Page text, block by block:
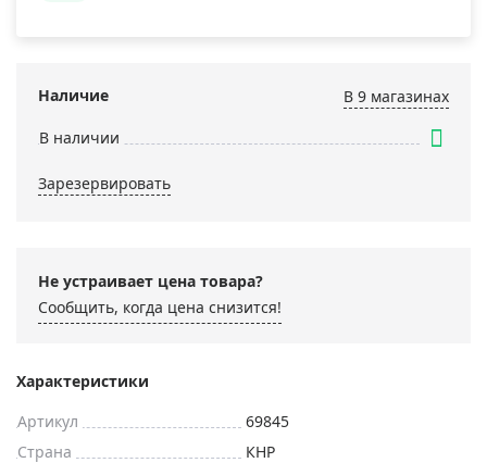
Наличие
В 9 магазинах
В наличии
Зарезервировать
Не устраивает цена товара?
Сообщить, когда цена снизится!
Характеристики
Артикул
69845
Страна
КНР